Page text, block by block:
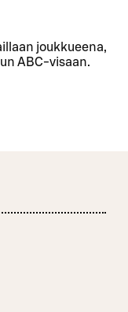
joukkueena,
ABC-visaan.